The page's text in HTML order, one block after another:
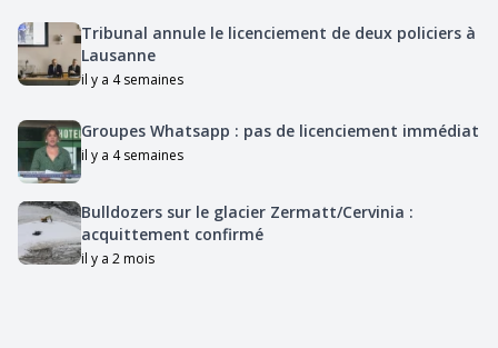
Tribunal annule le licenciement de deux policiers à
Lausanne
il y a 4 semaines
Groupes Whatsapp : pas de licenciement immédiat
il y a 4 semaines
Bulldozers sur le glacier Zermatt/Cervinia :
acquittement confirmé
il y a 2 mois